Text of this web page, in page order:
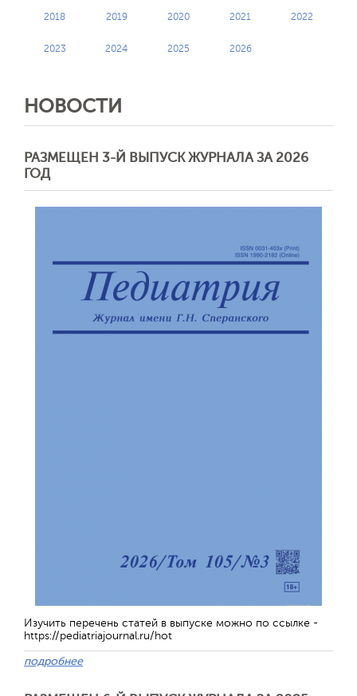
2018 2019 2020 2021 2022
2023 2024 2025 2026
НОВОСТИ
РАЗМЕЩЕН 3-Й ВЫПУСК ЖУРНАЛА ЗА 2026
ГОД
Изучить перечень статей в выпуске можно по ссылке -
https://pediatriajournal.ru/hot
подробнее